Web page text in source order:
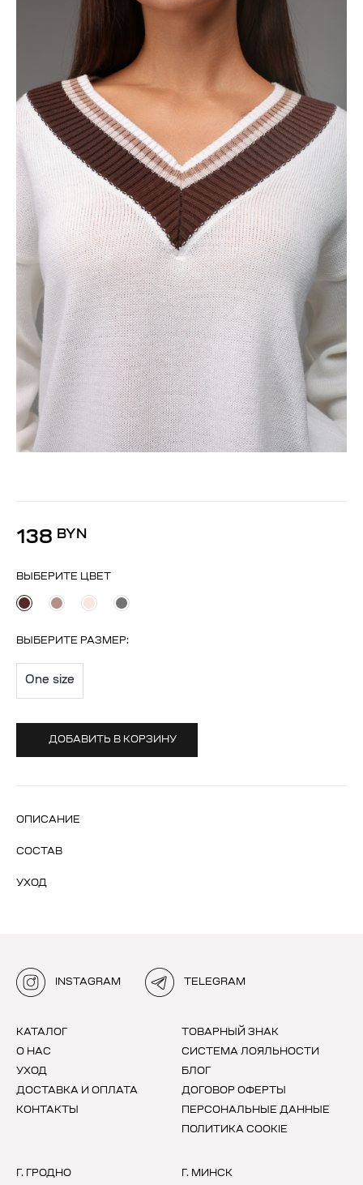
138 BYN
ВЫБЕРИТЕ ЦВЕТ
ВЫБЕРИТЕ РАЗМЕР:
One size
ДОБАВИТЬ В КОРЗИНУ
ОПИСАНИЕ
СОСТАВ
УХОД
INSTAGRAM TELEGRAM
КАТАЛОГ
О НАС
УХОД
ДОСТАВКА И ОПЛАТА
КОНТАКТЫ
ТОВАРНЫЙ ЗНАК
СИСТЕМА ЛОЯЛЬНОСТИ
БЛОГ
ДОГОВОР ОФЕРТЫ
ПЕРСОНАЛЬНЫЕ ДАННЫЕ
ПОЛИТИКА COOKIE
Г. ГРОДНО Г. МИНСК